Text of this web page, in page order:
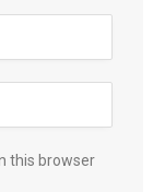
this browser